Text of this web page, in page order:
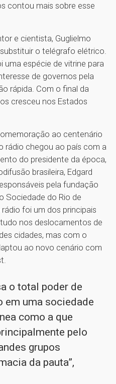
contou mais sobre esse
e cientista, Guglielmo
o telégrafo elétrico.
uma espécie de vitrine para
de governos pela
rápida. Com o final da
cresceu nos Estados
ao centenário
rádio chegou ao país com a
do presidente da época,
brasileira, Edgard
pela fundação
Sociedade do Rio de
foi um dos principais
nos deslocamentos de
cidades, mas com o
ao novo cenário com
o total poder de
em uma sociedade
como a que
pelo
grupos
da pauta”,